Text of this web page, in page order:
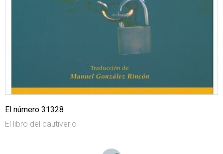
El número 31328
El libro del cautiverio